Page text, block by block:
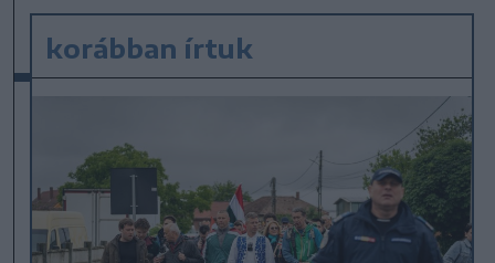
korábban írtuk